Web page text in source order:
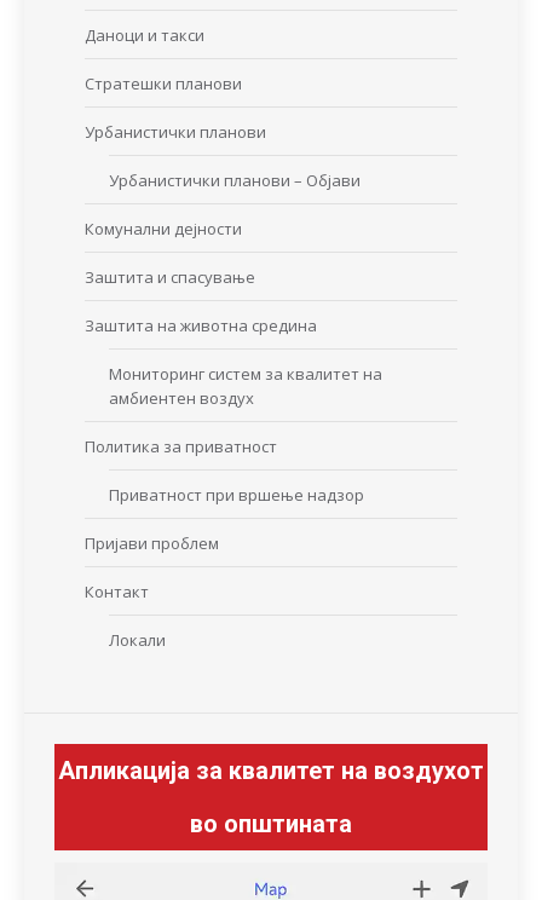
Даноци и такси
Стратешки планови
Урбанистички планови
Урбанистички планови – Објави
Комунални дејности
Заштита и спасување
Заштита на животна средина
Мониторинг систем за квалитет на
амбиентен воздух
Политика за приватност
Приватност при вршење надзор
Пријави проблем
Контакт
Локали
Апликација за квалитет на воздухот
во општината